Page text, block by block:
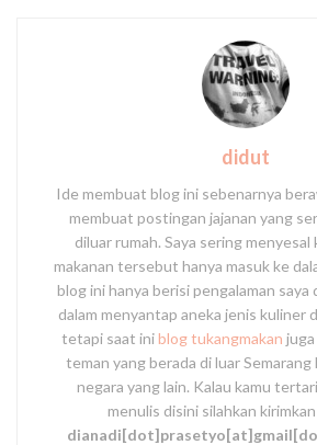
didut
Ide membuat blog ini sebenarnya
membuat postingan jajanan yang
diluar rumah. Saya sering menyesal
makanan tersebut hanya masuk ke
blog ini hanya berisi pengalaman
dalam menyantap aneka jenis kuliner
tetapi saat iniblog tukangmakan
teman yang berada di luar Semarang
negara yang lain. Kalau kamu
menulis disini silahkan